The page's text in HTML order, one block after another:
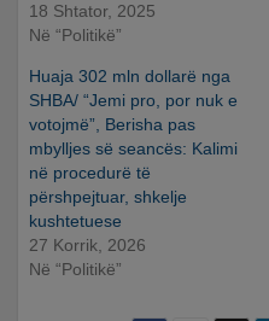
18 Shtator, 2025
Në “Politikë”
Huaja 302 mln dollarë nga
SHBA/ “Jemi pro, por nuk e
votojmë”, Berisha pas
mbylljes së seancës: Kalimi
në procedurë të
përshpejtuar, shkelje
kushtetuese
27 Korrik, 2026
Në “Politikë”